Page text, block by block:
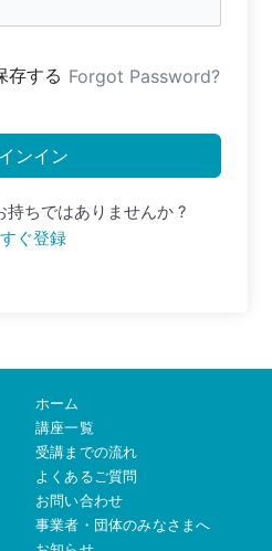
存する Forgot Password?
ンイン
持ちではありませんか ?
ぐ登録
ホーム
講座一覧
受講までの流れ
よくあるご質問
お問い合わせ
事業者・団体のみなさまへ